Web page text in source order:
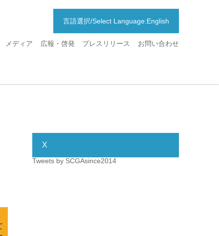
言語選択/Select Language:English
メディア 広報・啓発 プレスリリース お問い合わせ
X
Tweets by SCGAsince2014